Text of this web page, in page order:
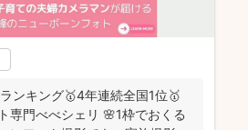
ンキング🥇4年連続全国1位🥇
専門べべシェリ 🌸1枠でおくる